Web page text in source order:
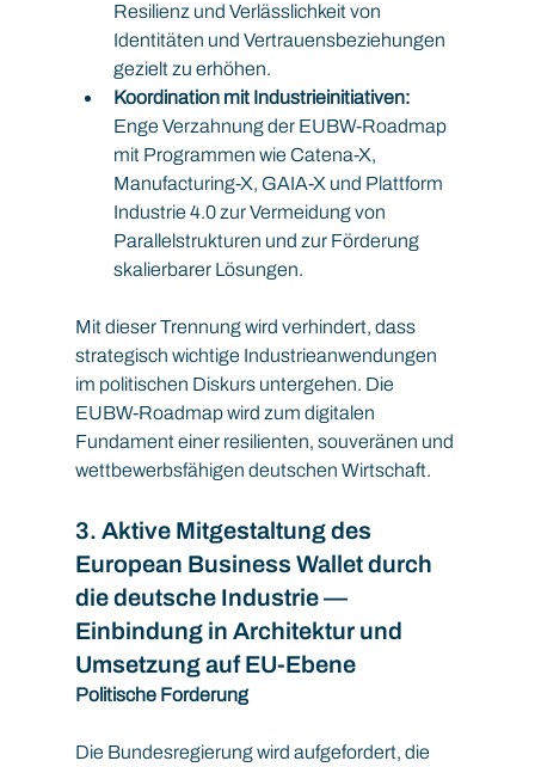
Resilienz und Verlässlichkeit von
Identitäten und Vertrauensbeziehungen
gezielt zu erhöhen.
Koordination mit Industrieinitiativen:
Enge Verzahnung der EUBW-Roadmap
mit Programmen wie Catena-X,
Manufacturing-X, GAIA-X und Plattform
Industrie 4.0 zur Vermeidung von
Parallelstrukturen und zur Förderung
skalierbarer Lösungen.
Mit dieser Trennung wird verhindert, dass
strategisch wichtige Industrieanwendungen
im politischen Diskurs untergehen. Die
EUBW-Roadmap wird zum digitalen
Fundament einer resilienten, souveränen und
wettbewerbsfähigen deutschen Wirtschaft.
3. Aktive Mitgestaltung des
European Business Wallet durch
die deutsche Industrie —
Einbindung in Architektur und
Umsetzung auf EU-Ebene
Politische Forderung
Die Bundesregierung wird aufgefordert, die